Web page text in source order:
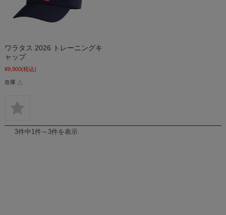
ワラタス 2026 トレーニングキ
ャップ
¥9,900(税込)
在庫 △
3件中1件～3件を表示